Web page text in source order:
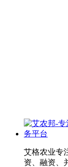
艾格农业专
资、融资、